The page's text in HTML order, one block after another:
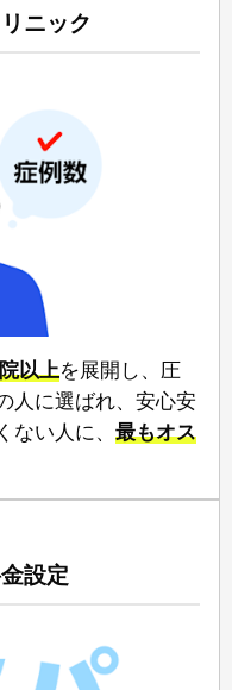
ニック
以上⁠を展開し、圧
人に選ばれ、安心安
ない人に、 ⁠最もオス
設定